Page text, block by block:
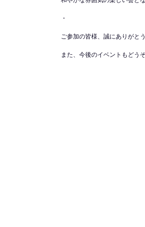
・
ご参加の皆様、誠にありがと
また、今後のイベントもどう